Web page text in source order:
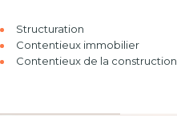
Structuration
Contentieux immobilier
Contentieux de la construction